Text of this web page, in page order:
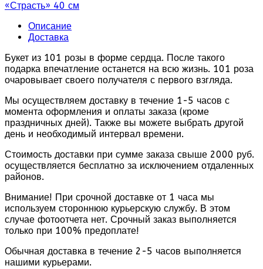
«Страсть» 40 см
Описание
Доставка
Букет из 101 розы в форме сердца. После такого
подарка впечатление останется на всю жизнь. 101 роза
очаровывает своего получателя с первого взгляда.
Мы осуществляем доставку в течение 1-5 часов с
момента оформления и оплаты заказа (кроме
праздничных дней). Также вы можете выбрать другой
день и необходимый интервал времени.
Стоимость доставки при сумме заказа свыше 2000 руб.
осуществляется бесплатно за исключением отдаленных
районов.
Внимание! При срочной доставке от 1 часа мы
используем стороннюю курьерскую службу. В этом
случае фотоотчета нет. Срочный заказ выполняется
только при 100% предоплате!
Обычная доставка в течение 2-5 часов выполняется
нашими курьерами.